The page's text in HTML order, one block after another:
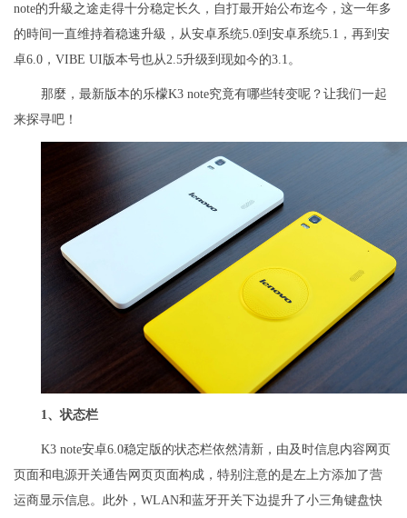
note的升級之途走得十分稳定长久，自打最开始公布迄今，这一年多
的時间一直维持着稳速升級，从安卓系统5.0到安卓系统5.1，再到安
卓6.0，VIBE UI版本号也从2.5升级到现如今的3.1。
那麼，最新版本的乐檬K3 note究竟有哪些转变呢？让我们一起
来探寻吧！
1、状态栏
K3 note安卓6.0稳定版的状态栏依然清新，由及时信息内容网页
页面和电源开关通告网页页面构成，特别注意的是左上方添加了营
运商显示信息。此外，WLAN和蓝牙开关下边提升了小三角键盘快